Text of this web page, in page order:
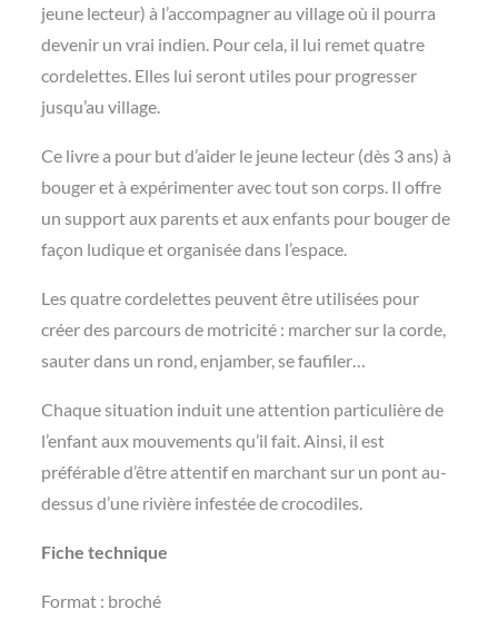
jeune lecteur) à l’accompagner au village où il pourra
devenir un vrai indien. Pour cela, il lui remet quatre
cordelettes. Elles lui seront utiles pour progresser
jusqu’au village.
Ce livre a pour but d’aider le jeune lecteur (dès 3 ans) à
bouger et à expérimenter avec tout son corps. Il offre
un support aux parents et aux enfants pour bouger de
façon ludique et organisée dans l’espace.
Les quatre cordelettes peuvent être utilisées pour
créer des parcours de motricité : marcher sur la corde,
sauter dans un rond, enjamber, se faufiler…
Chaque situation induit une attention particulière de
l’enfant aux mouvements qu’il fait. Ainsi, il est
préférable d’être attentif en marchant sur un pont au-
dessus d’une rivière infestée de crocodiles.
Fiche technique
Format : broché